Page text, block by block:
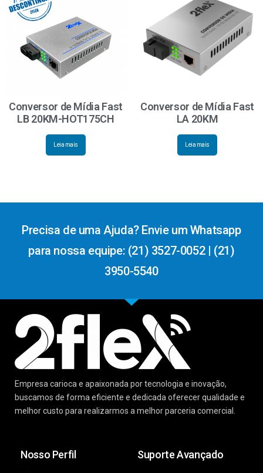
Conversor de Mídia Fast
LB 20KM-HOT175CH
Leia mais
Conversor de Mídia Fast
LA 20KM
Leia mais
Precisa de uma Ajuda? Envie um Whatsapp
para nossa equipe: (21) 3527-0052 | (21)
3950-5540
Empresa carioca e apaixonada por tecnologia e inovação,
buscamos de forma eficiente e dedicada oferecer qualidade e
melhor custo para realizarmos a melhor parceria comercial.
Nosso Perfil Suporte Avançado